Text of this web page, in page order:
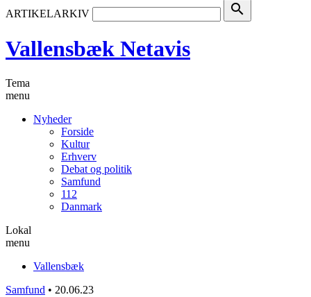
ARTIKELARKIV search
Vallensbæk Netavis
Tema
menu
Nyheder
Forside
Kultur
Erhverv
Debat og politik
Samfund
112
Danmark
Lokal
menu
Vallensbæk
Samfund • 20.06.23